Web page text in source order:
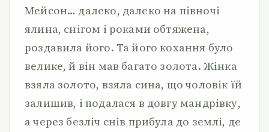
Мейсон… далеко, далеко на півночі
ялина, снігом і роками обтяжена,
роздавила його. Та його кохання було
велике, й він мав багато золота. Жінка
взяла золото, взяла сина, що чоловік їй
залишив, і подалася в довгу мандрівку,
а через безліч снів прибула до землі, де